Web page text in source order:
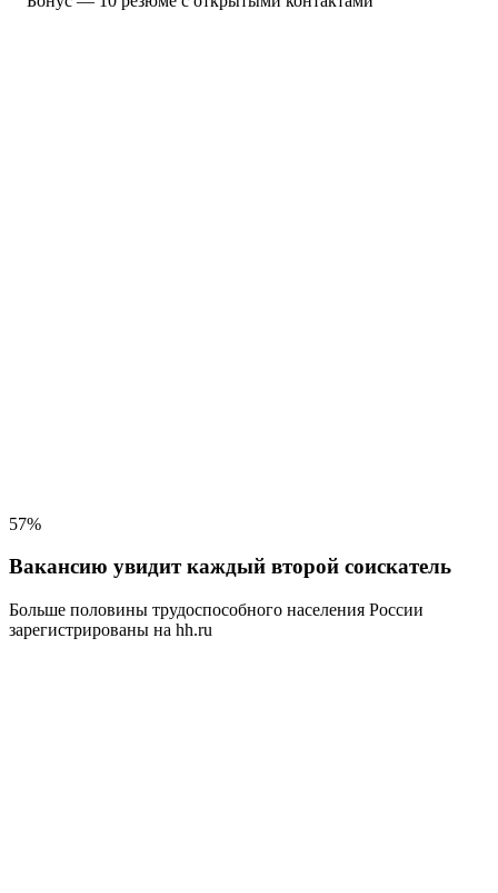
57%
Вакансию увидит каждый второй соискатель
Больше половины трудоспособного населения России
зарегистрированы на hh.ru